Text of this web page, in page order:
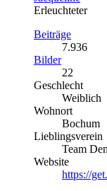
Erleuchteter
Beiträge
7.936
Bilder
22
Geschlecht
Weiblich
Wohnort
Bochum
Lieblingsverein
Team
Website
https://